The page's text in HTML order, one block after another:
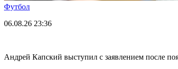
Футбол
06.08.26 23:36
Андрей Капский выступил с заявлением после